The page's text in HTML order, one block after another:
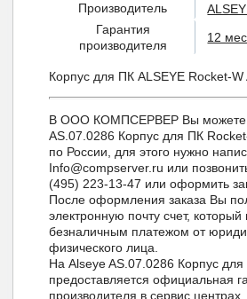
Производитель
Гарантия
производителя
12
Корпус для ПК ALSEYE Rocket-W
В ООО КОМПСЕРВЕР Вы можете
AS.07.0286 Корпус для ПК
по России, для этого нужно
Info@compserver.ru или
(495) 223-13-47 или оформить
После оформления заказа Вы
электронную почту счет,
безналичным платежом от
физического лица.
На Alseye AS.07.0286 Корпус
предоставляется официальная
производителя в сервис центрах.